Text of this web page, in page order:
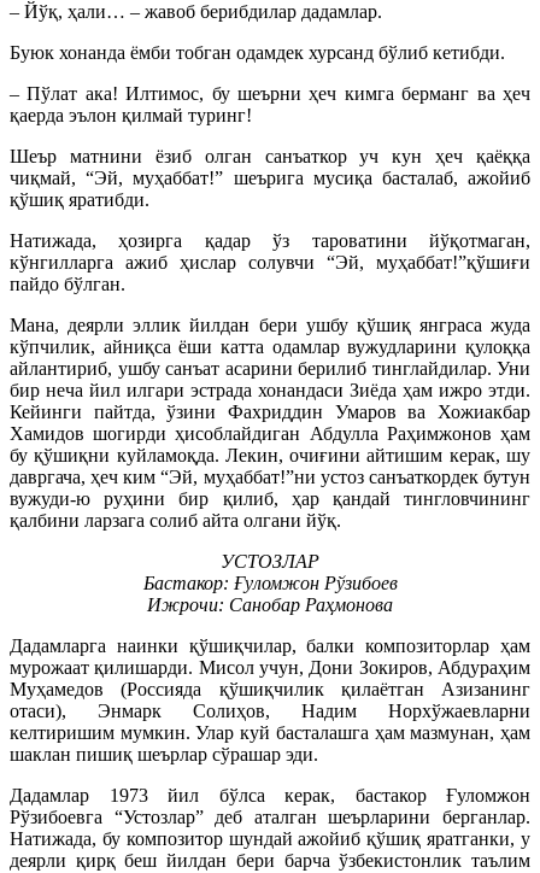
– Йўқ, ҳали… – жавоб берибдилар дадамлар.
Буюк хонанда ёмби тобган одамдек хурсанд бўлиб кетибди.
– Пўлат ака! Илтимос, бу шеърни ҳеч кимга берманг ва ҳеч
қаерда эълон қилмай туринг!
Шеър матнини ёзиб олган санъаткор уч кун ҳеч қаёққа
чиқмай, “Эй, муҳаббат!” шеърига мусиқа басталаб, ажойиб
қўшиқ яратибди.
Натижада, ҳозирга қадар ўз тароватини йўқотмаган,
кўнгилларга ажиб ҳислар солувчи “Эй, муҳаббат!”қўшиғи
пайдо бўлган.
Мана, деярли эллик йилдан бери ушбу қўшиқ янграса жуда
кўпчилик, айниқса ёши катта одамлар вужудларини қулоққа
айлантириб, ушбу санъат асарини берилиб тинглайдилар. Уни
бир неча йил илгари эстрада хонандаси Зиёда ҳам ижро этди.
Кейинги пайтда, ўзини Фахриддин Умаров ва Хожиакбар
Хамидов шогирди ҳисоблайдиган Абдулла Раҳимжонов ҳам
бу қўшиқни куйламоқда. Лекин, очиғини айтишим керак, шу
давргача, ҳеч ким “Эй, муҳаббат!”ни устоз санъаткордек бутун
вужуди-ю руҳини бир қилиб, ҳар қандай тингловчининг
қалбини ларзага солиб айта олгани йўқ.
УСТОЗЛАР
Бастакор: Ғуломжон Рўзибоев
Ижрочи: Санобар Раҳмонова
Дадамларга наинки қўшиқчилар, балки композиторлар ҳам
мурожаат қилишарди. Мисол учун, Дони Зокиров, Абдураҳим
Муҳамедов (Россияда қўшиқчилик қилаётган Азизанинг
отаси), Энмарк Солиҳов, Надим Норхўжаевларни
келтиришим мумкин. Улар куй басталашга ҳам мазмунан, ҳам
шаклан пишиқ шеърлар сўрашар эди.
Дадамлар 1973 йил бўлса керак, бастакор Ғуломжон
Рўзибоевга “Устозлар” деб аталган шеърларини берганлар.
Натижада, бу композитор шундай ажойиб қўшиқ яратганки, у
деярли қирқ беш йилдан бери барча ўзбекистонлик таълим